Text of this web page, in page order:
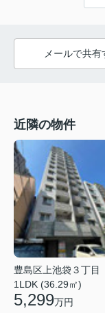
メールで共有
近隣の物件
豊島区上池袋３丁目
1LDK (36.29㎡)
5,299万円